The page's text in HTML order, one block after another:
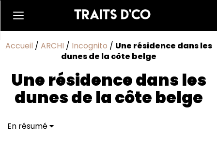
Accueil / ARCHI / Incognito / Une résidence dans les
dunes de la côte belge
Une résidence dans les
dunes de la côte belge
En résumé